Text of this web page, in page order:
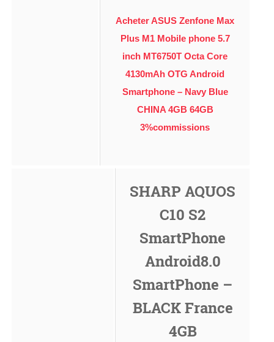
Acheter ASUS Zenfone Max
Plus M1 Mobile phone 5.7
inch MT6750T Octa Core
4130mAh OTG Android
Smartphone – Navy Blue
CHINA 4GB 64GB
3%commissions
SHARP AQUOS
C10 S2
SmartPhone
Android8.0
SmartPhone –
BLACK France
4GB